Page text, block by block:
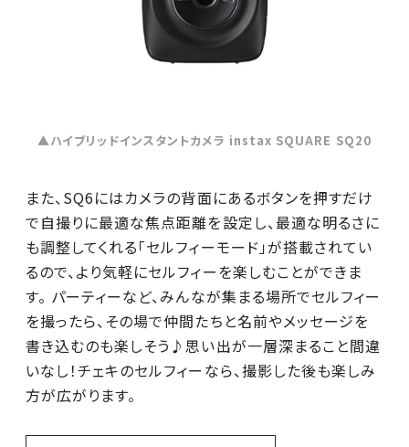
▲ハイブリッドインスタントカメラ instax SQUARE SQ20
また、SQ6にはカメラの背面にあるボタンを押すだけ
で自撮りに最適な焦点距離を設定し、最適な明るさに
も調整してくれる「セルフィーモード」が搭載されてい
るので、より気軽にセルフィーを楽しむことができま
す。 パーティーなど、みんなが集まる場所でセルフィー
を撮ったら、その場で仲間たちと名前やメッセージを
書き込むのも楽しそう♪思い出が一層深まること間違
いなし！チェキのセルフィーなら、撮影した後も楽しみ
方が広がります。